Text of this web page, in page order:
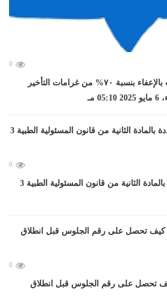
0
وزير الإسكان: منح تيسيرات بالإعفاء بنسبة ٧٠% من غرامات التأخير
0
الحكومة: مد المدة المحددة بالمادة الثانية من قانون المسئولية الطبية 3
0
تحصل على رقم الجلوس قبل انطلاق